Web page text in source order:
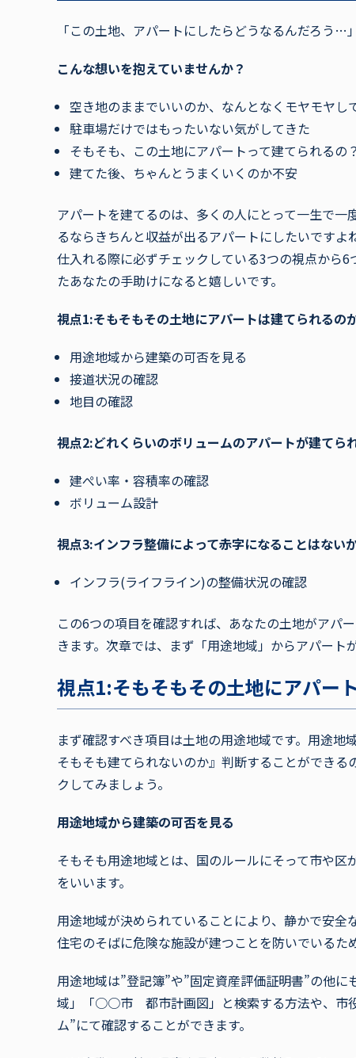
「この土地、アパートにしたらどうなるんだろう…
こんな想いを抱えていませんか？
空き地のままでいいのか、なんとなくモヤモヤし
駐車場だけではもったいない気がしてきた
そもそも、この土地にアパートって建てられるの？
建てた後、ちゃんとうまくいくのか不安
アパートを建てるのは、多くの人にとって一生で
るならきちんと収益が出るアパートにしたいです
仕入れる際に必ずチェックしている3つの視点から
たあなたの手助けになると嬉しいです。
視点1:そもそもその土地にアパートは建てられるの
用途地域から建築の可否を見る
接道状況の確認
地目の確認
視点2:どれくらいのボリュームのアパートが建てら
建ぺい率・容積率の確認
ボリューム設計
視点3:インフラ整備によって赤字になることはない
インフラ(ライフライン)の整備状況の確認
この6つの項目を確認すれば、あなたの土地がアパ
きます。次章では、まず「用途地域」からアパート
視点1:そもそもその土地にアパー
まず確認すべき項目は土地の用途地域です。用途
そもそも建てられないのか』判断することができ
クしてみましょう。
用途地域から建築の可否を見る
そもそも用途地域とは、国のルールにそって市や
をいいます。
用途地域が決められていることにより、静かで安
住宅のそばに危険な施設が建つことを防いでいるた
用途地域は”登記簿”や”固定資産評価証明書”の他
域」「○○市 都市計画図」と検索する方法や、市
ム”にて確認することができます。